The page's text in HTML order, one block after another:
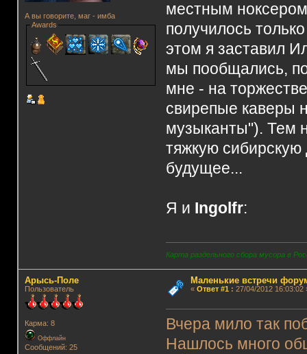
А вы говорите, маг - имба
Awards
местным
получилось
этом я заставил
мы пообщались,
мне - на
свирепые каверы
музыканты"). Тем
тяжкую
будущее...
Я и Ingolfr:
Карта раздельного сбора мусора в
Арысь-Поле
Пользователь
Карма: 8
Оффлайн
Сообщений: 25
Маленькие встречи
« Ответ #1 : 27/04/2012 16:03:02
Вчера мило так
Нашлось много